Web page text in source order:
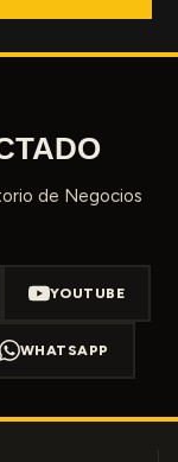
de Negocios
YOUTUBE
WHATSAPP